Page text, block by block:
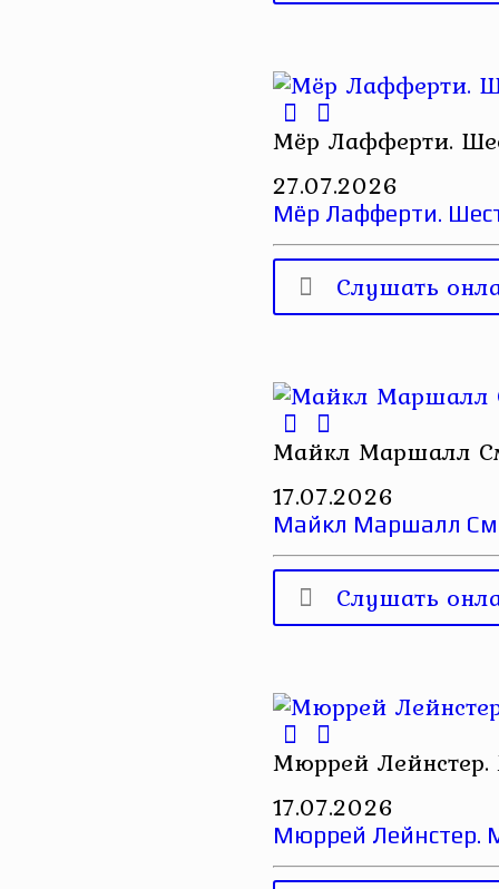
Мёр Лафферти.
27.07.2026
Мёр Лафферти.
Слушать
Майкл Маршалл
17.07.2026
Майкл Маршалл
Слушать
Мюррей Лейнстер.
17.07.2026
Мюррей Лейнстер.